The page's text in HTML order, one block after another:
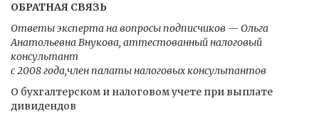
ОБРАТНАЯ СВЯЗЬ
Ответы эксперта на вопросы подписчиков — Ольга
Анатольевна Внукова, аттестованный налоговый
консультант
с 2008 года,член палаты налоговых консультантов
О бухгалтерском и налоговом учете при выплате
дивидендов